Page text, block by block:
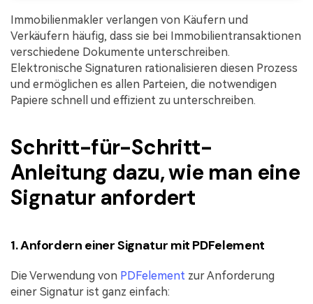
Immobilienmakler verlangen von Käufern und
Verkäufern häufig, dass sie bei Immobilientransaktionen
verschiedene Dokumente unterschreiben.
Elektronische Signaturen rationalisieren diesen Prozess
und ermöglichen es allen Parteien, die notwendigen
Papiere schnell und effizient zu unterschreiben.
Schritt-für-Schritt-
Anleitung dazu, wie man eine
Signatur anfordert
1. Anfordern einer Signatur mit PDFelement
Die Verwendung von PDFelement zur Anforderung
einer Signatur ist ganz einfach: